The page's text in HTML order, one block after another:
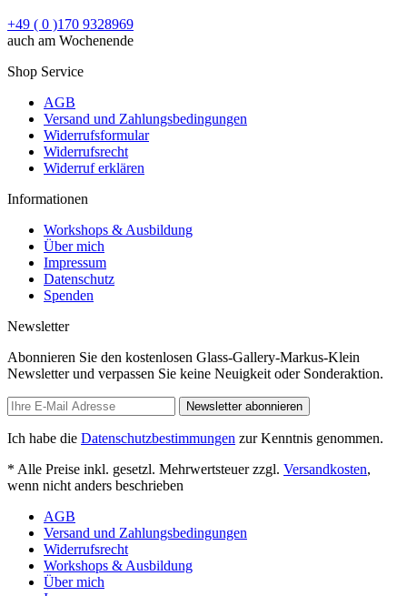
+49 ( 0 )170 9328969
auch am Wochenende
Shop Service
AGB
Versand und Zahlungsbedingungen
Widerrufsformular
Widerrufsrecht
Widerruf erklären
Informationen
Workshops & Ausbildung
Über mich
Impressum
Datenschutz
Spenden
Newsletter
Abonnieren Sie den kostenlosen Glass-Gallery-Markus-Klein
Newsletter und verpassen Sie keine Neuigkeit oder Sonderaktion.
Newsletter abonnieren
Ich habe die Datenschutzbestimmungen zur Kenntnis genommen.
* Alle Preise inkl. gesetzl. Mehrwertsteuer zzgl. Versandkosten,
wenn nicht anders beschrieben
AGB
Versand und Zahlungsbedingungen
Widerrufsrecht
Workshops & Ausbildung
Über mich